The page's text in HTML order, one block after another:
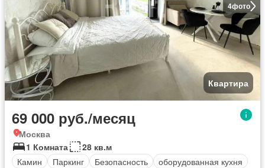
4фото
Квартира
69 000 руб./месяц
Москва
1 Комната
28 кв.м
Камин
Паркинг Безопасность
оборудованная кухня